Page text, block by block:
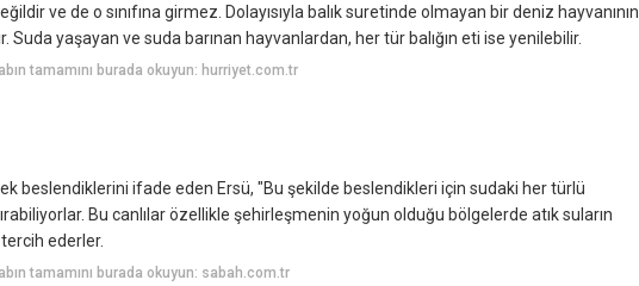
ve de o sınıfına girmez. Dolayısıyla balık suretinde olmayan bir deniz hayvanının
yaşayan ve suda barınan hayvanlardan, her tür balığın eti ise yenilebilir.
tamamını burada okuyun: hurriyet.com.tr
beslendiklerini ifade eden Ersü, "Bu şekilde beslendikleri için sudaki her türlü
Bu canlılar özellikle şehirleşmenin yoğun olduğu bölgelerde atık suların
ederler.
tamamını burada okuyun: sabah.com.tr